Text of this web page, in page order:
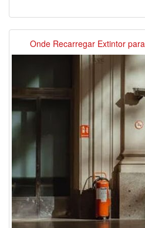
Onde Recarregar Extintor